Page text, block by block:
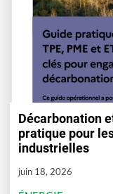
Décarbonation
pratique pour
industrielles
juin 18, 2026